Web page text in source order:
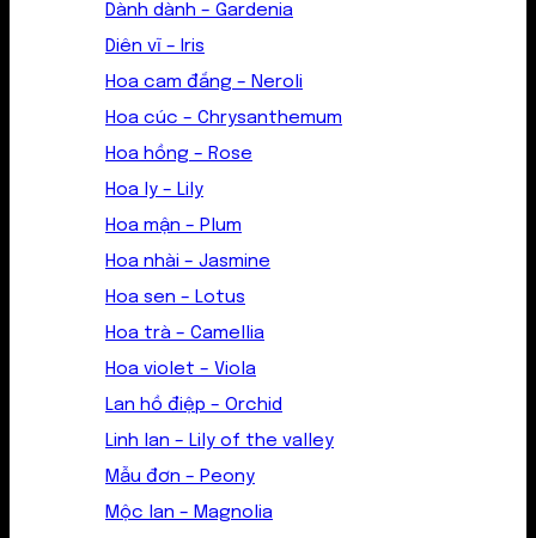
Dành dành – Gardenia
Diên vĩ – Iris
Hoa cam đắng – Neroli
Hoa cúc – Chrysanthemum
Hoa hồng – Rose
Hoa ly – Lily
Hoa mận – Plum
Hoa nhài – Jasmine
Hoa sen – Lotus
Hoa trà – Camellia
Hoa violet – Viola
Lan hồ điệp – Orchid
Linh lan – Lily of the valley
Mẫu đơn – Peony
Mộc lan – Magnolia